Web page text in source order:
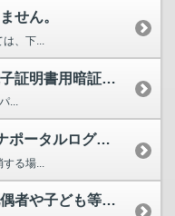
せん。
は、下...
マイナンバーカードの署名用電子証明書用暗証番号（英数字6～16文字）がロックされてしまいました...
...
【エラー番号：ELL107】マイナポータルログイン後の公金受取口座の登録時等に、マイナンバーカ...
る場...
マイナポータル連携で家族（配偶者や子ども等）の医療費通知情報を取得する方法を教えてください。